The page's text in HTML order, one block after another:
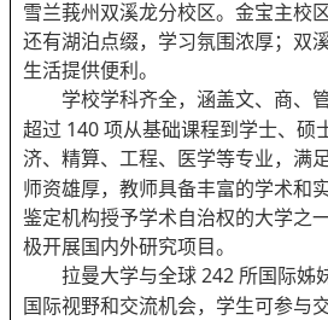
雪兰莪州双溪龙分校区。金宝主校
还有湖泊点缀，学习氛围浓厚；双
生活提供便利。
学校学科齐全，涵盖文、商、
超过 140 项从基础课程到学士、硕
济、精算、工程、医学等专业，满
师资雄厚，教师具备丰富的学术和
鉴定机构授予学术自治权的大学之
极开展国内外研究项目。
拉曼大学与全球242 所国际姊
国际视野和交流机会，学生可参与